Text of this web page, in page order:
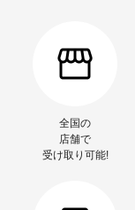
全国の
店舗で
受け取り可能!